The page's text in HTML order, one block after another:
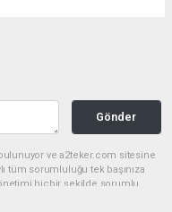
Gönder
ve a2teker.com sitesine
tüm sorumluluğu tek başınıza
hiçbir şekilde sorumlu